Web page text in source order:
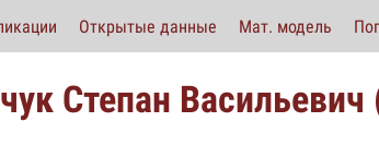
Открытые данные Мат. модель
Степан